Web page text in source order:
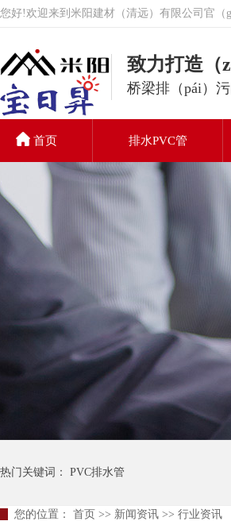
您好!欢迎来到米阳建材（清远）有限公司官（
PVC排水管
致力打造（
桥梁排（pái）
首页 排水PVC管
热门关键词： PVC排水管
您的位置： 首页 >> 新闻资讯 >> 行业资讯